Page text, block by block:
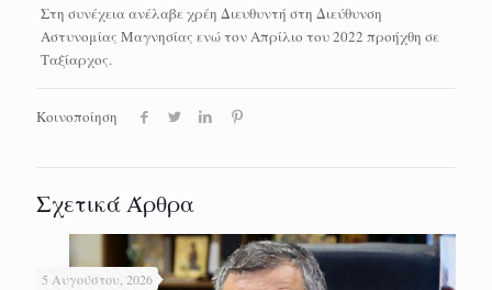
Στη συνέχεια ανέλαβε χρέη Διευθυντή στη Διεύθυνση
Αστυνομίας Μαγνησίας ενώ τον Απρίλιο του 2022 προήχθη σε
Ταξίαρχος.
Κοινοποίηση
Σχετικά Άρθρα
5 Αυγούστου, 2026